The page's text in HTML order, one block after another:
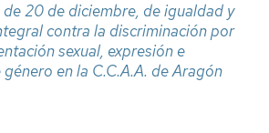
de 20 de diciembre, de igualdad y
contra la discriminación por
sexual, expresión e
en la C.C.A.A. de Aragón